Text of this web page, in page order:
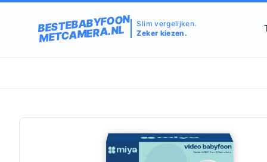
BESTEBABYFOON
METCAMERA.NL
Slim vergelijken.
Zeker kiezen.